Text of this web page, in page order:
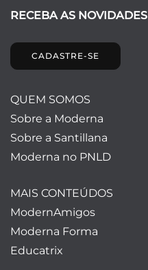
RECEBA AS NOVIDADES
CADASTRE-SE
QUEM SOMOS
Sobre a Moderna
Sobre a Santillana
Moderna no PNLD
MAIS CONTEÚDOS
ModernAmigos
Moderna Forma
Educatrix